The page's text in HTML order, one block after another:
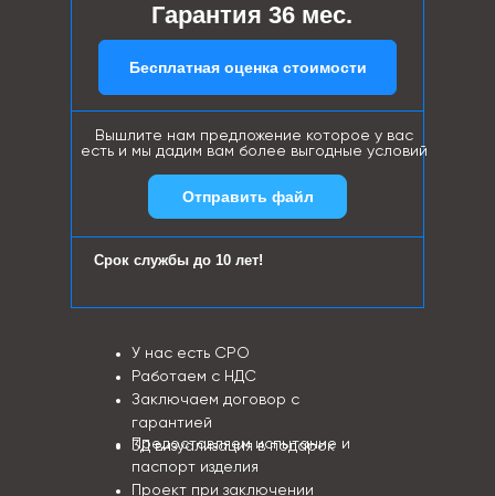
Гарантия 36 мес.
Бесплатная оценка стоимости
Вышлите нам предложение которое у вас
есть и мы дадим вам более выгодные условий
Срок службы до 10 лет!
Предоставляем испытание и
паспорт изделия
Проект при заключении
У нас есть СРО
Работаем с НДС
Заключаем договор с
гарантией
3Д визуализация в подарок
Отправить файл